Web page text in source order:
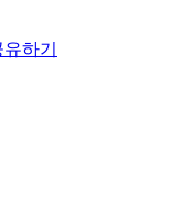
유하기